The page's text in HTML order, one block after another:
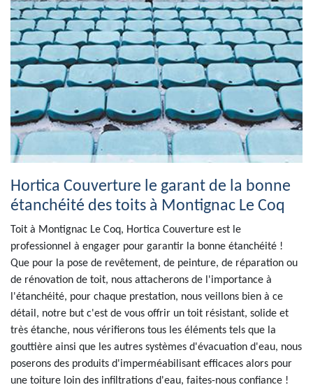
Hortica Couverture le garant de la bonne
étanchéité des toits à Montignac Le Coq
Toit à Montignac Le Coq, Hortica Couverture est le
professionnel à engager pour garantir la bonne étanchéité !
Que pour la pose de revêtement, de peinture, de réparation ou
de rénovation de toit, nous attacherons de l'importance à
l'étanchéité, pour chaque prestation, nous veillons bien à ce
détail, notre but c'est de vous offrir un toit résistant, solide et
très étanche, nous vérifierons tous les éléments tels que la
gouttière ainsi que les autres systèmes d'évacuation d'eau, nous
poserons des produits d'imperméabilisant efficaces alors pour
une toiture loin des infiltrations d'eau, faites-nous confiance !